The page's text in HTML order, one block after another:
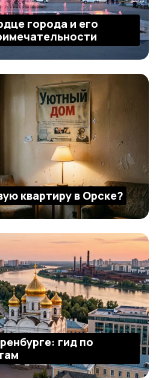
города и его
квартиру в Орске?
гид по